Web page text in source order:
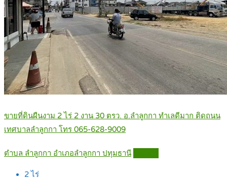
ขายที่ดินผืนงาม 2 ไร่ 2 งาน 30 ตรว. อ.ลำลูกกา ทำเลดีมาก ติดถนน
เทศบาลลำลูกกา โทร 065-628-9009
ตำบล ลำลูกกา อำเภอลำลูกกา ปทุมธานี
2ไร่